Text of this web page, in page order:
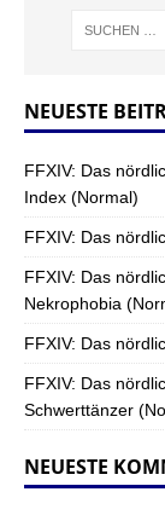
NEUESTE
FFXIV: Das
Index (Normal)
FFXIV: Das
FFXIV: Das
Nekrophobia
FFXIV: Das
FFXIV: Das
Schwerttänzer
NEUESTE